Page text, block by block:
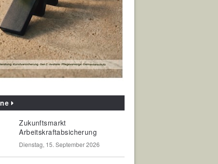
Zukunftsmarkt
Arbeitskraftabsicherung
Dienstag, 15. September 2026